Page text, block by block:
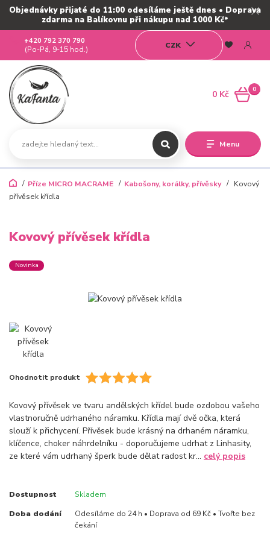
Objednávky přijaté do 11:00 odesíláme ještě dnes • Doprava
zdarma na Balíkovnu při nákupu nad 1000 Kč*
Menu
CZK
+420 792 370 790
(Po-Pá, 9-15 hod.)
0
0 Kč
Příze MICRO MACRAME Kabošony, korálky, přívěsky
Kovový
přívěsek křídla
Kovový přívěsek křídla
Novinka
Ohodnotit produkt
Kovový přívěsek ve tvaru andělských křídel bude ozdobou vašeho
vlastnoručně udrhaného náramku. Křídla mají dvě očka, která
slouží k přichycení. Přívěsek bude krásný na drhaném náramku,
klíčence, choker náhrdelníku - doporučujeme udrhat z Linhasity,
ze které vám udrhaný šperk bude dělat radost kr... celý popis
Dostupnost Skladem
Doba dodání
Odesíláme do 24 h • Doprava od 69 Kč • Tvořte bez
čekání